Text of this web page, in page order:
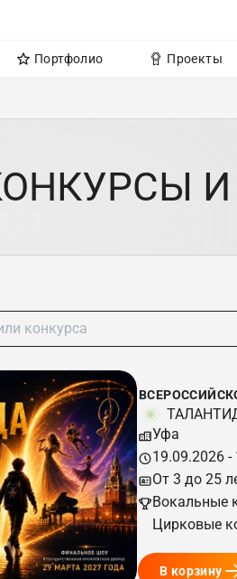
Портфолио Проекты
Уфа
19.09.2026 -
От 3 до 25
Вокальные
Цирковые
В корзину